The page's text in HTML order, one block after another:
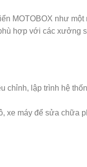
MOTOBOX như
hợp với các xưởng
lập trình hệ
xe máy để sửa chữa